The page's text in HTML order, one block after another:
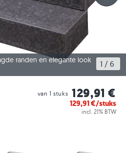
randen en elegante look
1 / 6
van 1 stuks 129,91 €
129,91€/stuks
incl. 21% BTW